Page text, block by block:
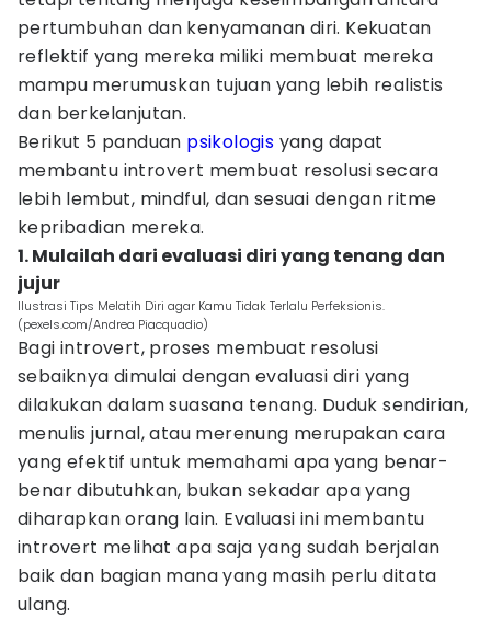
pertumbuhan dan kenyamanan diri. Kekuatan
reflektif yang mereka miliki membuat mereka
mampu merumuskan tujuan yang lebih realistis
dan berkelanjutan.
Berikut 5 panduan psikologis yang dapat
membantu introvert membuat resolusi secara
lebih lembut, mindful, dan sesuai dengan ritme
kepribadian mereka.
1. Mulailah dari evaluasi diri yang tenang dan
jujur
Ilustrasi Tips Melatih Diri agar Kamu Tidak Terlalu Perfeksionis.
(pexels.com/Andrea Piacquadio)
Bagi introvert, proses membuat resolusi
sebaiknya dimulai dengan evaluasi diri yang
dilakukan dalam suasana tenang. Duduk sendirian,
menulis jurnal, atau merenung merupakan cara
yang efektif untuk memahami apa yang benar-
benar dibutuhkan, bukan sekadar apa yang
diharapkan orang lain. Evaluasi ini membantu
introvert melihat apa saja yang sudah berjalan
baik dan bagian mana yang masih perlu ditata
ulang.